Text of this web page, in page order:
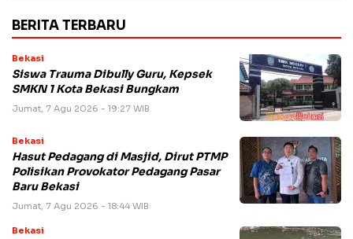
BERITA TERBARU
Bekasi
Siswa Trauma Dibully Guru, Kepsek
SMKN 1 Kota Bekasi Bungkam
Jumat, 7 Agu 2026 - 19:27 WIB
Bekasi
Hasut Pedagang di Masjid, Dirut PTMP
Polisikan Provokator Pedagang Pasar
Baru Bekasi
Jumat, 7 Agu 2026 - 18:44 WIB
Bekasi